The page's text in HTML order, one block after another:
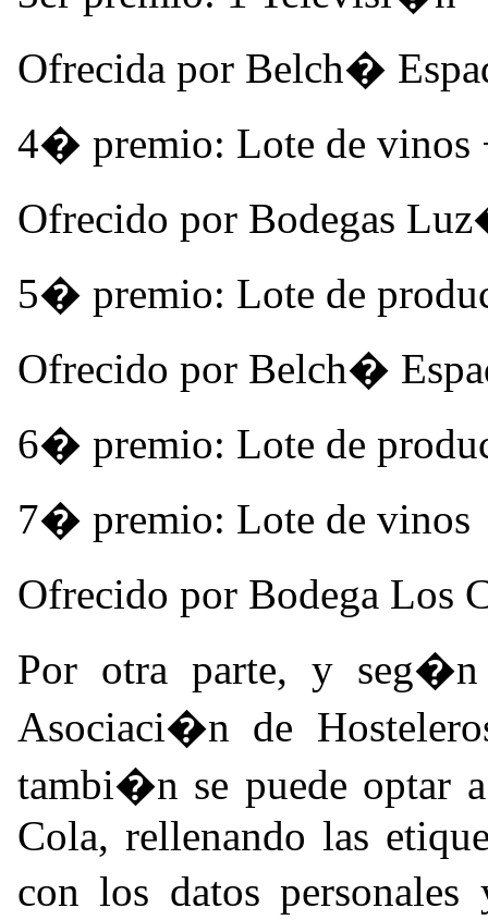
Ofrecida por Belch�
4� premio: Lote de vinos
Ofrecido por Bodegas
5� premio: Lote de
Ofrecido por Belch�
6� premio: Lote de
7� premio: Lote de vinos
Ofrecido por Bodega Los
Por otra parte, y seg�n
Asociaci�n de
tambi�n se puede optar
Cola, rellenando las
con los datos